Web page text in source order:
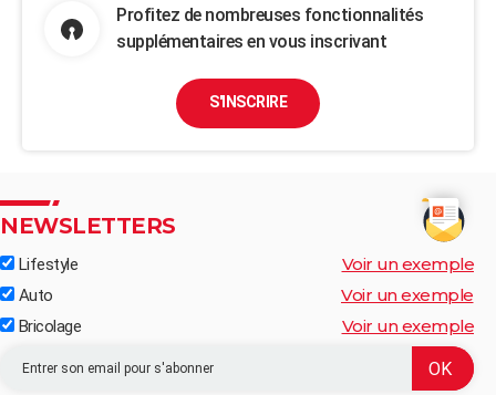
Profitez de nombreuses fonctionnalités
supplémentaires en vous inscrivant
S'INSCRIRE
NEWSLETTERS
Lifestyle Voir un exemple
Auto Voir un exemple
Bricolage Voir un exemple